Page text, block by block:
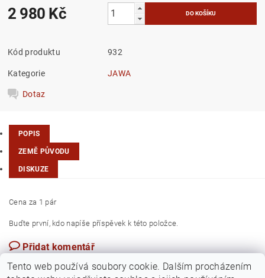
2 980 Kč
Kód produktu 932
Kategorie JAWA
Dotaz
POPIS
ZEMĚ PŮVODU
DISKUZE
Cena za 1 pár
Buďte první, kdo napíše příspěvek k této položce.
Přidat komentář
Tento web používá soubory cookie. Dalším procházením